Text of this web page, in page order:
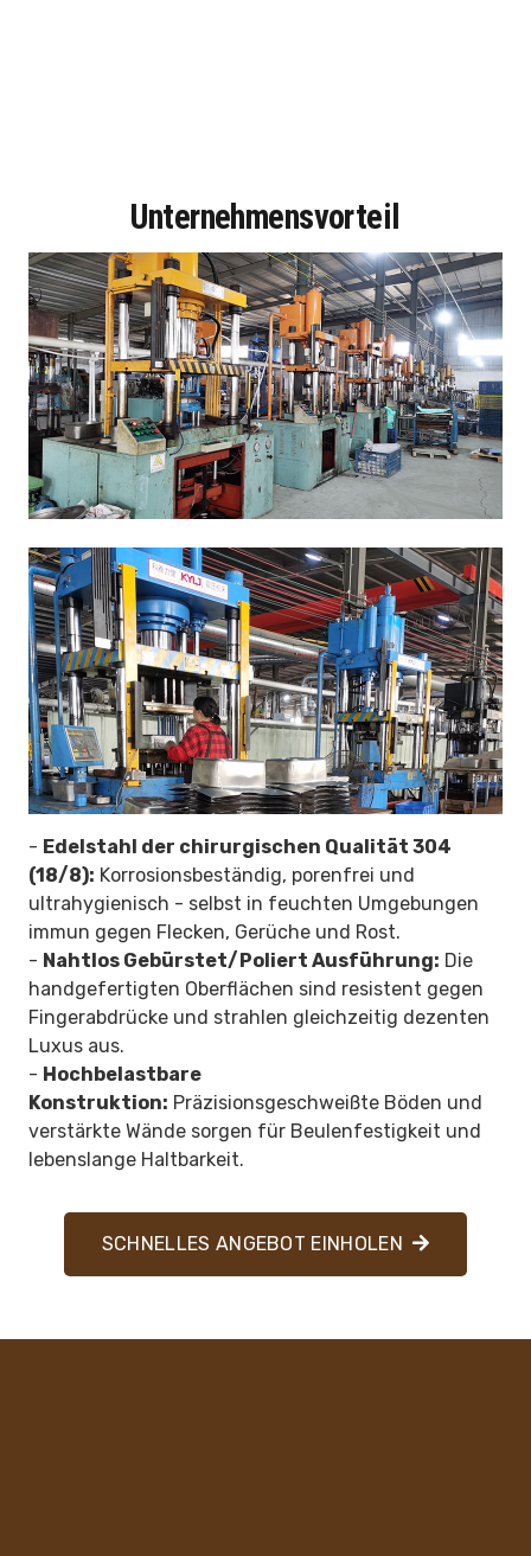
Unternehmensvorteil
- Edelstahl der chirurgischen Qualität 304
(18/8): Korrosionsbeständig, porenfrei und
ultrahygienisch - selbst in feuchten Umgebungen
immun gegen Flecken, Gerüche und Rost.
- Nahtlos Gebürstet/Poliert Ausführung: Die
handgefertigten Oberflächen sind resistent gegen
Fingerabdrücke und strahlen gleichzeitig dezenten
Luxus aus.
- Hochbelastbare
Konstruktion: Präzisionsgeschweißte Böden und
verstärkte Wände sorgen für Beulenfestigkeit und
lebenslange Haltbarkeit.
SCHNELLES ANGEBOT EINHOLEN